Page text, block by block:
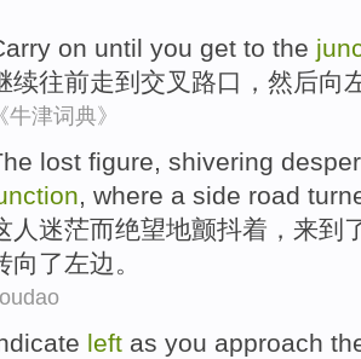
on until you get to the
续往前走到 交叉 路口， 然后向
《牛津词典》
lost figure, shivering
, where a side road
人 迷茫而绝望地颤抖着， 来到
向了左边 。
left as you approach